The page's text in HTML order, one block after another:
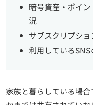
暗号資産・ポイ
況
サブスクリプシ
利用している
家族と暮らしている場